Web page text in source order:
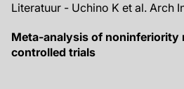
Literatuur - Uchino K et al. Arch
Meta-analysis of noninferiority
controlled trials